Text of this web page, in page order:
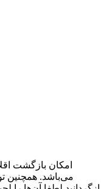
امکان بازگشت
می‌باشد. همچنین